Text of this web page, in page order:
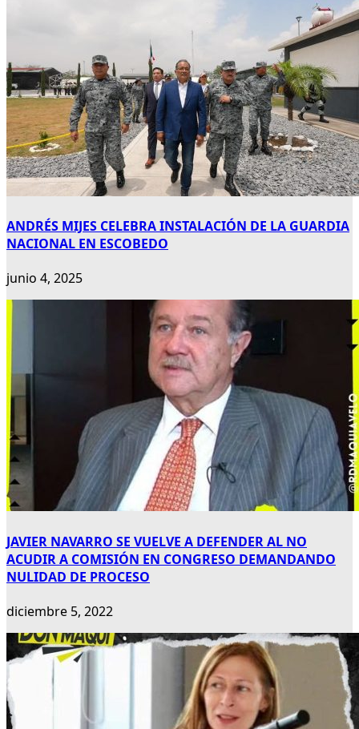
ANDRÉS MIJES CELEBRA INSTALACIÓN DE LA GUARDIA
NACIONAL EN ESCOBEDO
junio 4, 2025
JAVIER NAVARRO SE VUELVE A DEFENDER AL NO
ACUDIR A COMISIÓN EN CONGRESO DEMANDANDO
NULIDAD DE PROCESO
diciembre 5, 2022